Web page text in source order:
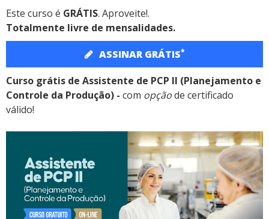
Este curso é GRÁTIS. Aproveite!.
Totalmente livre de mensalidades.
ASSINAR GRÁTIS*
Curso grátis de Assistente de PCP II (Planejamento e
Controle da Produção) - com opçãode certificado
válido!